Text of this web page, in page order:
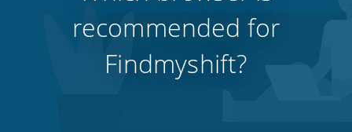
recommended for
Findmyshift?